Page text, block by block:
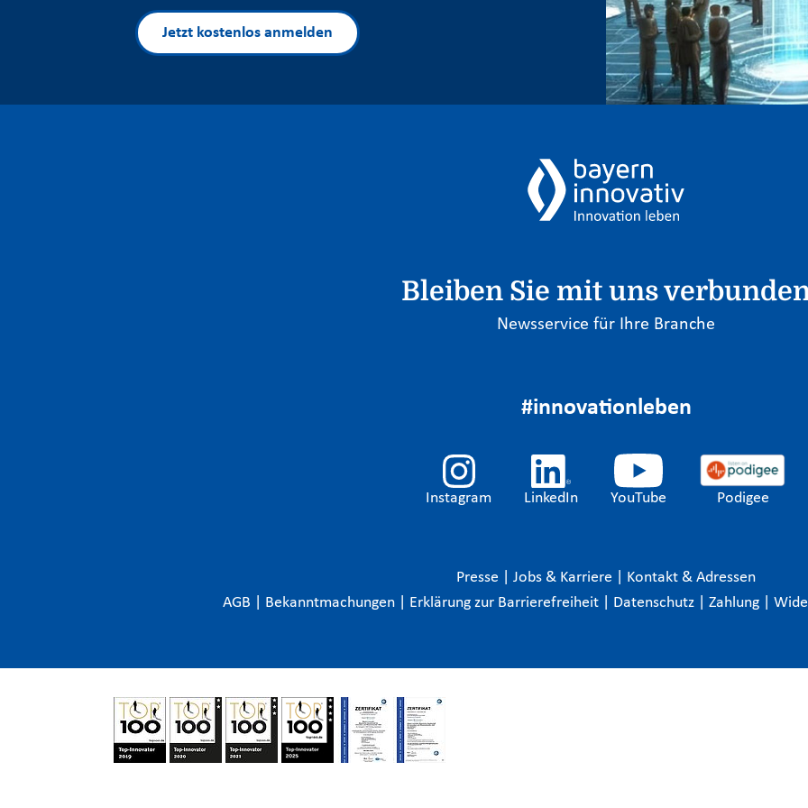
Jetzt kostenlos anmelden
Bleiben Sie mit uns
Newsservice für Ihre Branche
#innovationleben
Instagram LinkedIn YouTube Podigee
Presse Jobs & Karriere
Kontakt & Adressen
AGB
Bekanntmachungen Erklärung zur Barrierefreiheit Datenschutz Zahlung